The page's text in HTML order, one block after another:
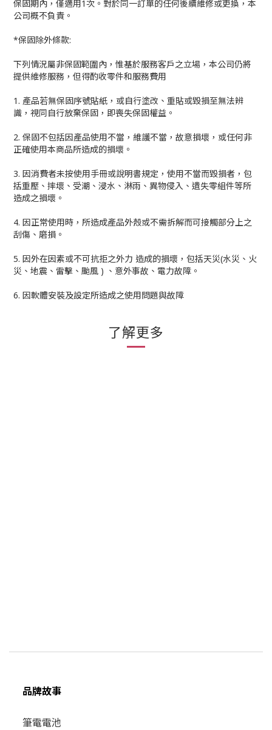
保固期內，僅適用1次。對於同一訂單的任何後續維修或更換，本
公司概不負責。
*保固除外條款:
下列情況屬非保固範圍內，惟基於服務客戶之立場，本公司仍將
提供維修服務，但得酌收零件和服務費用
1. 產品若無保固序號貼紙，或自行塗改、重貼或毀損至無法辨
識，視同自行放棄保固，即喪失保固權益。
2. 保固不包括因產品使用不當，維護不當，故意損壞，或任何非
正確使用本商品所造成的損壞。
3. 因消費者未按使用手冊或說明書規定，使用不當而毀損者，包
括重壓、摔壞、受潮、浸水、淋雨、異物侵入、遺失零組件等所
造成之損壞。
4. 因正常使用時，所造成產品外殼或不需拆解而可接觸部分上之
刮傷、磨損。
5. 因外在因素或不可抗拒之外力 造成的損壞，包括天災(水災、火
災、地震、雷擊、颱風 ) 、意外事故、電力故障。
6. 因軟體安裝及設定所造成之使用問題與故障
了解更多
品牌故事
筆電電池